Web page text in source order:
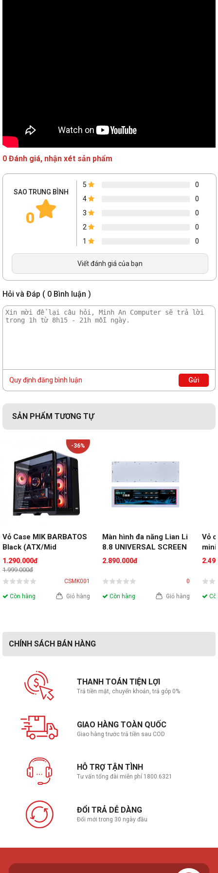
mặt trên và mặt dưới và 1 x120mm ở mặt sau.
Case có chỗ cho bộ tản nhiệt nước lên tới 360mm ở mặt
trên, mặt dưới hoặc mặt bên và bộ tản nhiệt lên tới 120mm
0 Đánh giá, nhận xét sản phẩm
SAO TRUNG BÌNH
0
5
0
4
0
3
0
2
0
1
0
Viết đánh giá của bạn
Hỏi và Đáp ( 0 Bình luận )
Quy định đăng bình luận Gửi
SẢN PHẨM TƯƠNG TỰ
-36%
Vỏ Case MIK BARBATOS
Black (ATX/Mid
Tower/Màu Đen)
1.290.000đ
1.999.000đ
CSMK001
Còn hàng Giỏ hàng
Màn hình đa năng Lian Li
8.8 UNIVERSAL SCREEN
White
2.890.000đ
0
Còn hàng Giỏ hàng
Vỏ
CHÍNH SÁCH BÁN HÀNG
THANH TOÁN TIỆN LỢI
Trả tiền mặt, chuyển khoản, trả góp 0%
GIAO HÀNG TOÀN QUỐC
Giao hàng trước trả tiền sau COD
HỖ TRỢ TẬN TÌNH
Tư vấn tổng đài miễn phí 1800.6321
ĐỔI TRẢ DỄ DÀNG
Đổi mới trong 30 ngày đầu